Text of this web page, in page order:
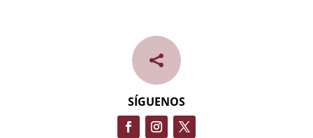

SÍGUENOS